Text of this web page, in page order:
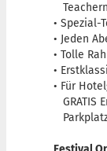
Teachern
• Spezial-
• Jeden
• Tolle
•
• Für
GRATIS